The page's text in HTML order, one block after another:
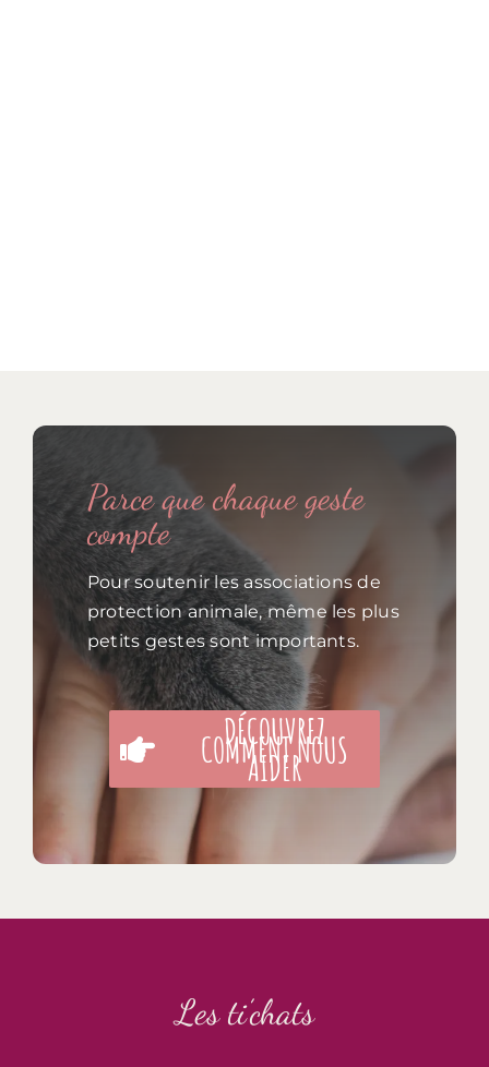
Parce que chaque geste
compte
Pour soutenir les associations de
protection animale, même les plus
petits gestes sont importants.
DÉCOUVREZ
COMMENT NOUS
AIDER
Les ti’chats